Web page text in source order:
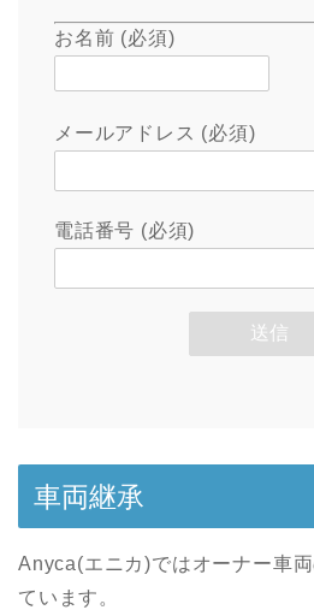
お名前 (必須)
メールアドレス (必須)
電話番号 (必須)
車両継承
Anyca(エニカ)ではオーナー車
ています。